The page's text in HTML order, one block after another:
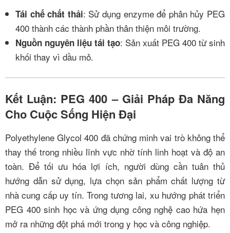
Tái chế chất thải: Sử dụng enzyme để phân hủy PEG
400 thành các thành phần thân thiện môi trường.
Nguồn nguyên liệu tái tạo: Sản xuất PEG 400 từ sinh
khối thay vì dầu mỏ.
Kết Luận: PEG 400 – Giải Pháp Đa Năng
Cho Cuộc Sống Hiện Đại
Polyethylene Glycol 400 đã chứng minh vai trò không thể
thay thế trong nhiều lĩnh vực nhờ tính linh hoạt và độ an
toàn. Để tối ưu hóa lợi ích, người dùng cần tuân thủ
hướng dẫn sử dụng, lựa chọn sản phẩm chất lượng từ
nhà cung cấp uy tín. Trong tương lai, xu hướng phát triển
PEG 400 sinh học và ứng dụng công nghệ cao hứa hẹn
mở ra những đột phá mới trong y học và công nghiệp.